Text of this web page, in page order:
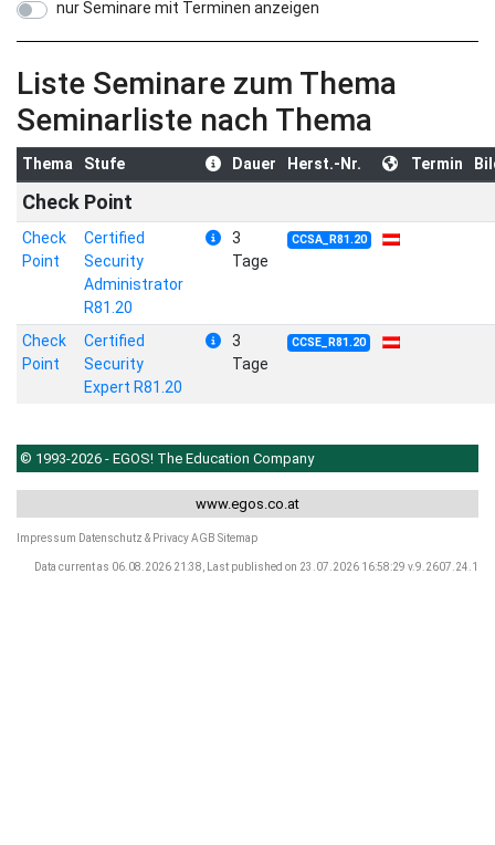
nur Seminare mit Terminen anzeigen
Liste Seminare zum Thema
Seminarliste nach Thema
Thema Stufe Dauer Herst.-Nr. Termin
Check Point
Check
Point
Certified
Security
Administrator
R81.20
3
Tage
CCSA_R81.20
Check
Point
Certified
Security
Expert R81.20
3
Tage
CCSE_R81.20
© 1993-2026 - EGOS! The Education Company
www.egos.co.at
Impressum Datenschutz & PrivacyAGB Sitemap
Data current as 06.08.2026 21:38, Last published on 23.07.2026 16:58:29 v.9.2607.24.1